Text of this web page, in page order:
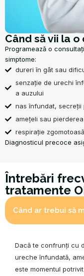
Când să vii la
Programează o
simptome:
dureri în gât sau
senzație de urechi
a auzului
nas înfundat, secreții
amețeli sau
respirație
Diagnosticul precoce
Întrebări
tratamente
Când ar trebui să
Dacă te confrunți cu
ureche înfundată,
este momentul